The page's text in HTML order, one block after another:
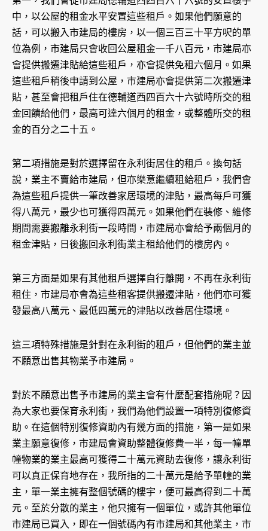
中，以公屋的租金水平安置這些租戶。如果他們願意的
話，可以搬入市建局的樓房，以一個三百三十平方呎的單
位為例，市建局只會收回公屋租金一千八百元，市建局亦
會提供搬遷津貼給這些租戶，亦會提供免租六個月。如果
這些租戶稍後申請到公屋，市建局亦會提供第二次搬遷津
貼，甚至會把租戶住在德輔道西四百六十六號時所交的租
金回饋給他們，最高可達六個月的租金，或整體所交的租
金的百分之二十五。
第二項措施是對於選擇留在永利街居住的租戶。換句話
說，業主不賣給市建局，但亦樂意繼續租給租戶，我們會
為這些租戶提供一筆改善家居環境的津貼，最高每戶可獲
得八萬元，最少也可獲得四萬元。如果他們在裝修、維修
期間需要搬離永利街一段時間，市建局亦會給予兩個月的
租金津貼，日後搬回永利街業主租給他們的樓房內。
第三方面是如果有其他租戶選擇自行離開，不再在永利街
租住，市建局亦會為這些租客提供搬遷津貼，他們亦可獲
發最高八萬元、最低四萬元的津貼以改善居住環境。
這三項特殊措施是針對在永利街的租戶，但他們的業主並
不願意出售其物業予市建局。
對於不願意出售予市建局的業主會有什麼配套措施呢？因
為大家也要保育永利街，我們為他們設置一項特別復修資
助。在這個特別復修資助內有幾方面的措施，第一是如果
業主願意復修，市建局會資助整體復修費一半，每一幢單
幢物業的業主最高可獲得二十萬元資助去復修，讓永利街
可以真正保育地存在，我所指的二十萬元是給予單幢的業
主，單一業主擁有整個號碼的樓宇，便可最高得到二十萬
元。至於分散的業主，他只擁有一個單位，或許其他單位
市建局已買入，即在一個號碼內有市建局和其他業主，市